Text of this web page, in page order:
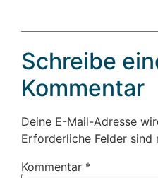
Schreibe
Kommentar
Deine E-Mail-Adresse
Erforderliche Felder sind
Kommentar *